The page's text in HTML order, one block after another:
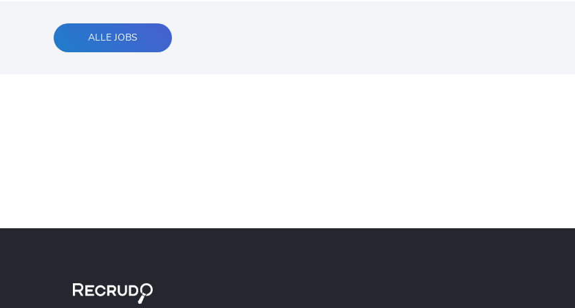
ALLE JOBS